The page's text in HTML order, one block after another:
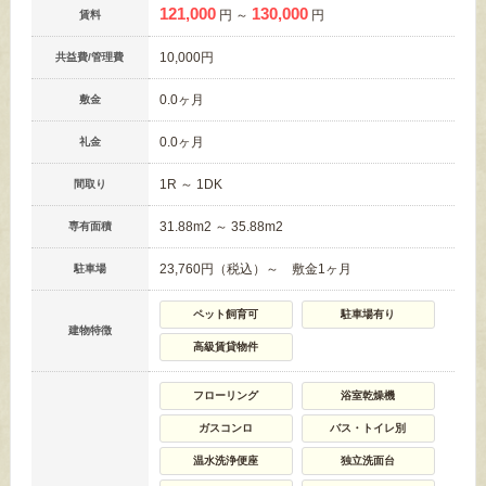
賃料 121,000 円 ～ 130,000 円
共益費/管理費 10,000円
敷金 0.0ヶ月
礼金 0.0ヶ月
間取り 1R ～ 1DK
専有面積 31.88m2 ～ 35.88m2
駐車場 23,760円（税込）～ 敷金1ヶ月
建物特徴
ペット飼育可 駐車場有り
高級賃貸物件
フローリング 浴室乾燥機
ガスコンロ バス・トイレ別
温水洗浄便座 独立洗面台